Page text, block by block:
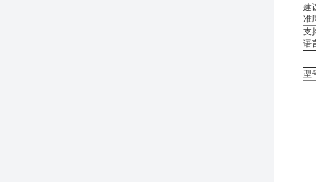
建
准
支
语
型